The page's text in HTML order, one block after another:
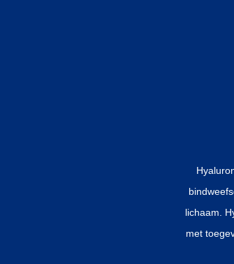
lichaam.
met